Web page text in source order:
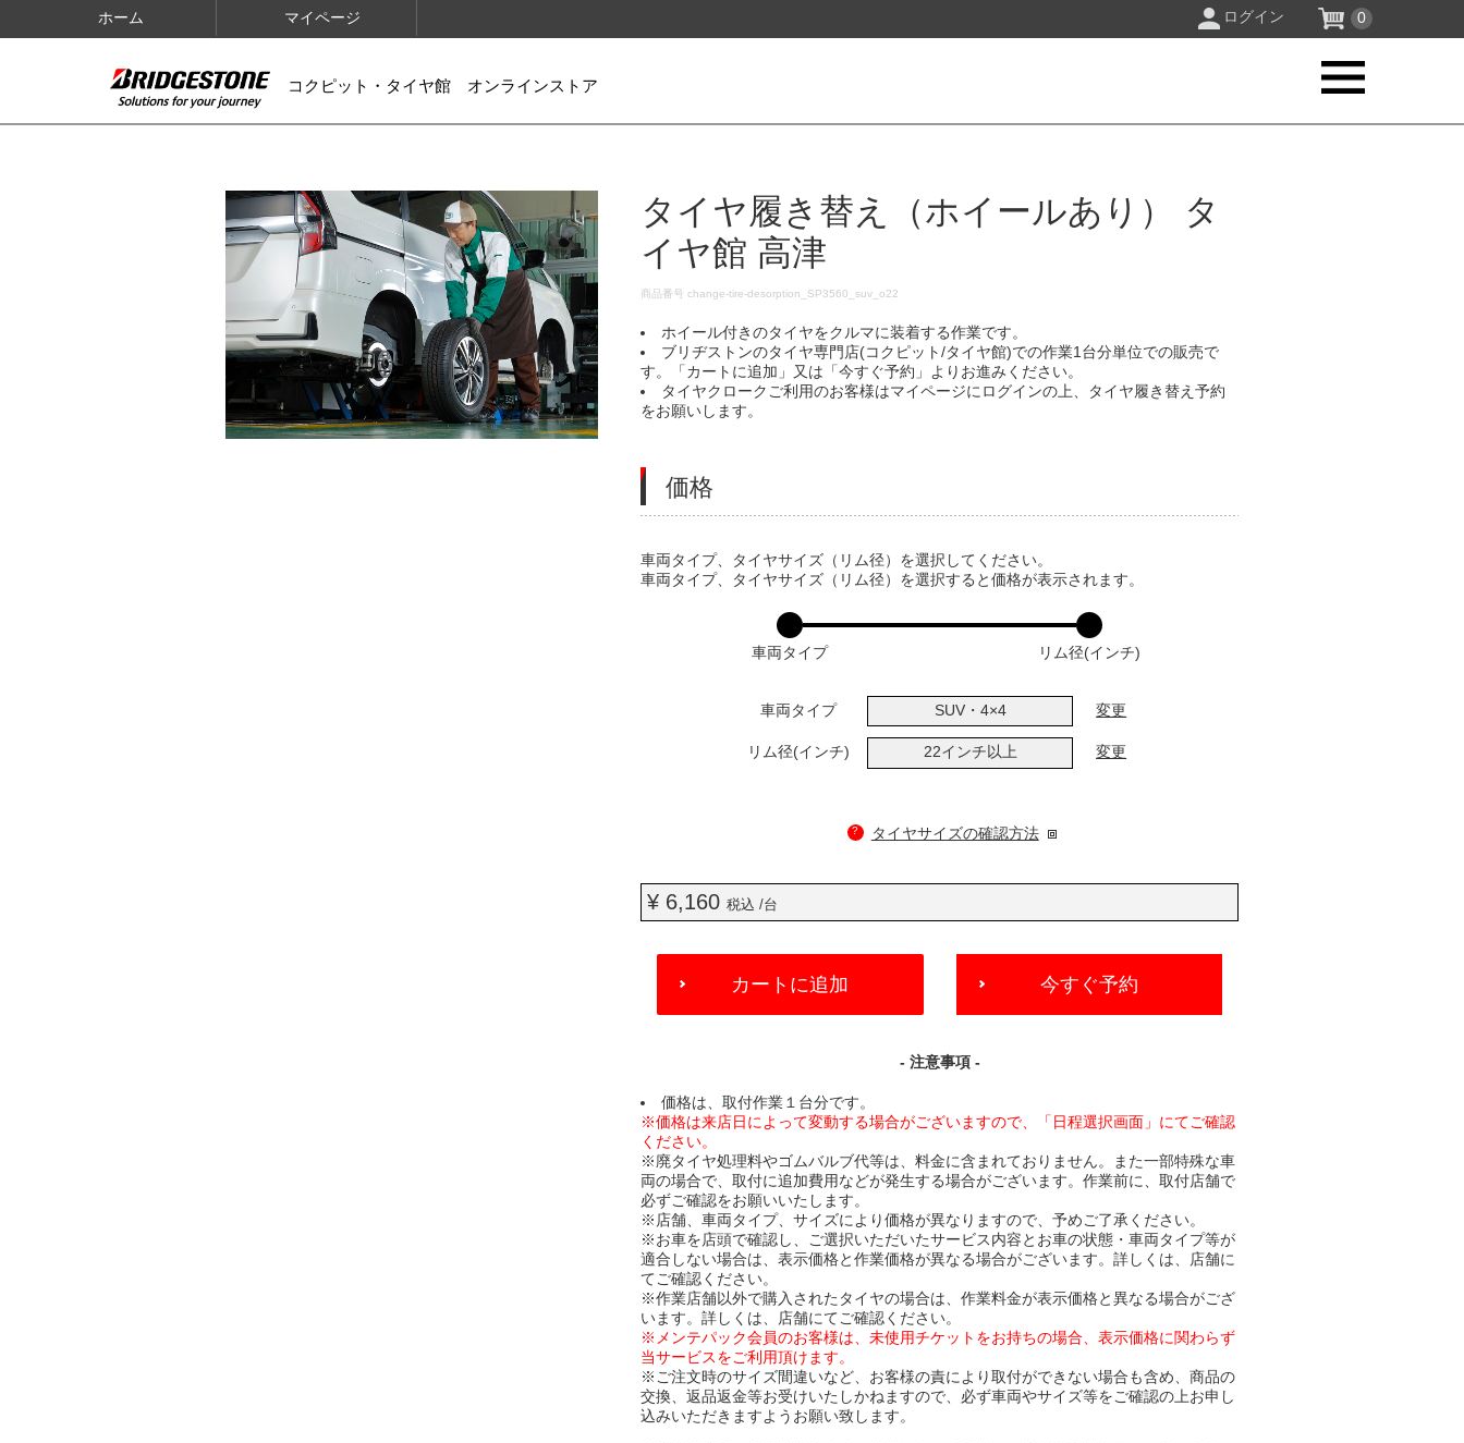
ホーム マイページ ログイン 0
コクピット・タイヤ館 オンラインストア
IMAGES
タイヤ履き替え（ホイールあり） タ
イヤ館 高津
DETAILS
商品番号change-tire-desorption_SP3560_suv_o22
ホイール付きのタイヤをクルマに装着する作業です。
ブリヂストンのタイヤ専門店(コクピット/タイヤ館)での作業1台分単位での販売で
す。「カートに追加」又は「今すぐ予約」よりお進みください。
タイヤクロークご利用のお客様はマイページにログインの上、タイヤ履き替え予約
をお願いします。
価格
VARIATIONS
車両タイプ、タイヤサイズ（リム径）を選択してください。
車両タイプ、タイヤサイズ（リム径）を選択すると価格が表示されます。
車両タイプ リム径(インチ)
車両タイプ SUV・4×4 変更
リム径(インチ) 22インチ以上 変更
? タイヤサイズの確認方法
¥ 6,160税込 /台
ADD
CART
カートに追加 今すぐ予約
- 注意事項 -
価格は、取付作業１台分です。
※価格は来店日によって変動する場合がございますので、「日程選択画面」にてご確認
ください。
※廃タイヤ処理料やゴムバルブ代等は、料金に含まれておりません。また一部特殊な車
両の場合で、取付に追加費用などが発生する場合がございます。作業前に、取付店舗で
必ずご確認をお願いいたします。
※店舗、車両タイプ、サイズにより価格が異なりますので、予めご了承ください。
※お車を店頭で確認し、ご選択いただいたサービス内容とお車の状態・車両タイプ等が
適合しない場合は、表示価格と作業価格が異なる場合がございます。詳しくは、店舗に
てご確認ください。
※作業店舗以外で購入されたタイヤの場合は、作業料金が表示価格と異なる場合がござ
います。詳しくは、店舗にてご確認ください。
※メンテパック会員のお客様は、未使用チケットをお持ちの場合、表示価格に関わらず
当サービスをご利用頂けます。
※ご注文時のサイズ間違いなど、お客様の責により取付ができない場合も含め、商品の
交換、返品返金等お受けいたしかねますので、必ず車両やサイズ等をご確認の上お申し
込みいただきますようお願い致します。